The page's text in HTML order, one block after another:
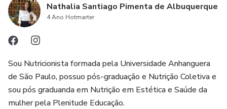
Nathalia Santiago Pimenta de Albuquerque
4 Ano Hotmarter
Sou Nutricionista formada pela Universidade Anhanguera
de São Paulo, possuo pós-graduação e Nutrição Coletiva e
sou pós graduanda em Nutrição em Estética e Saúde da
mulher pela Plenitude Educação.